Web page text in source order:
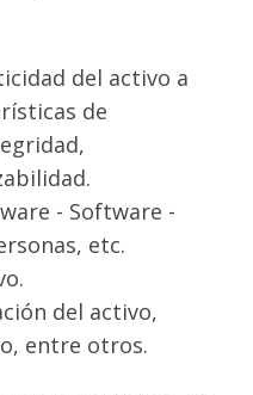
del activo a
de
- Software -
etc.
del activo,
entre otros.